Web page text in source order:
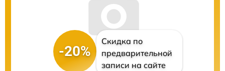
-20%
Скидка по
предварительной
записи на сайте